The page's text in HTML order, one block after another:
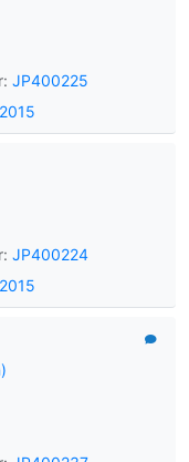
JP400225
JP400224